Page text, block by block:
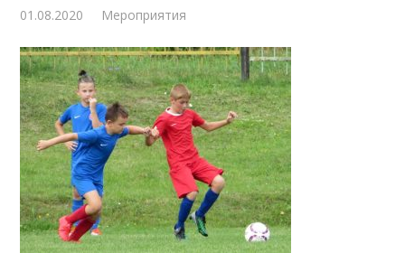
01.08.2020 Мероприятия